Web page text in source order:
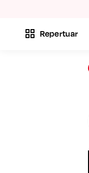
Repertuar